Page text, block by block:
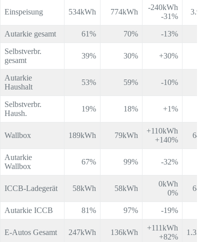
Einspeisung 534kWh 774kWh
-240kWh
-31%
3.983Wh
Autarkie gesamt 61% 70% -13%
Selbstverbr.
gesamt
39% 30% +30%
Autarkie
Haushalt
53% 59% -10%
Selbstverbr.
Haush.
19% 18% +1%
Wallbox 189kWh 79kWh
+110kWh
+140%
646kWh
Autarkie
Wallbox
67% 99% -32%
ICCB-Ladegerät 58kWh 58kWh
0kWh
0%
688kWh
Autarkie ICCB 81% 97% -19%
E-Autos Gesamt 247kWh 136kWh
+111kWh
+82%
1.334kWh